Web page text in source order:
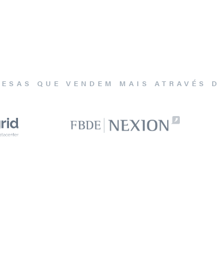
QUE VENDEM MAIS ATRAVÉS